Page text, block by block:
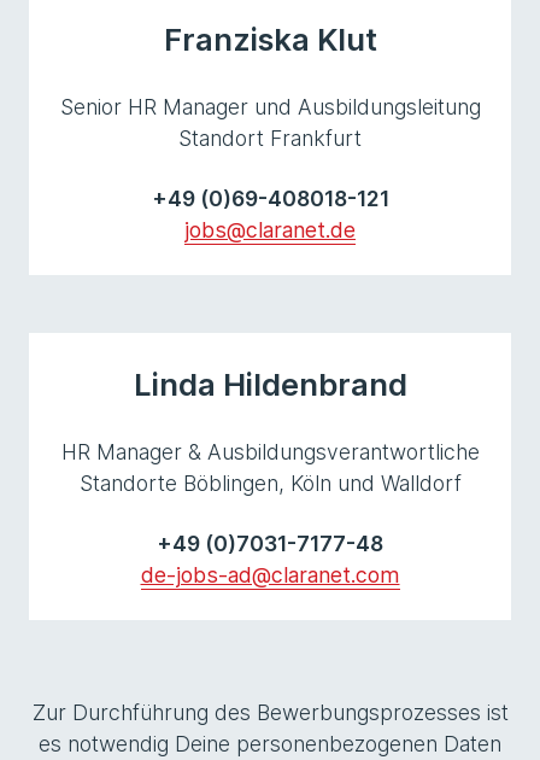
Franziska Klut
Senior HR Manager und Ausbildungsleitung
Standort Frankfurt
+49 (0)69-408018-121
jobs@claranet.de
Linda Hildenbrand
HR Manager & Ausbildungsverantwortliche
Standorte Böblingen, Köln und Walldorf
+49 (0)7031-7177-48
de-jobs-ad@claranet.com
Zur Durchführung des Bewerbungsprozesses ist
es notwendig Deine personenbezogenen Daten